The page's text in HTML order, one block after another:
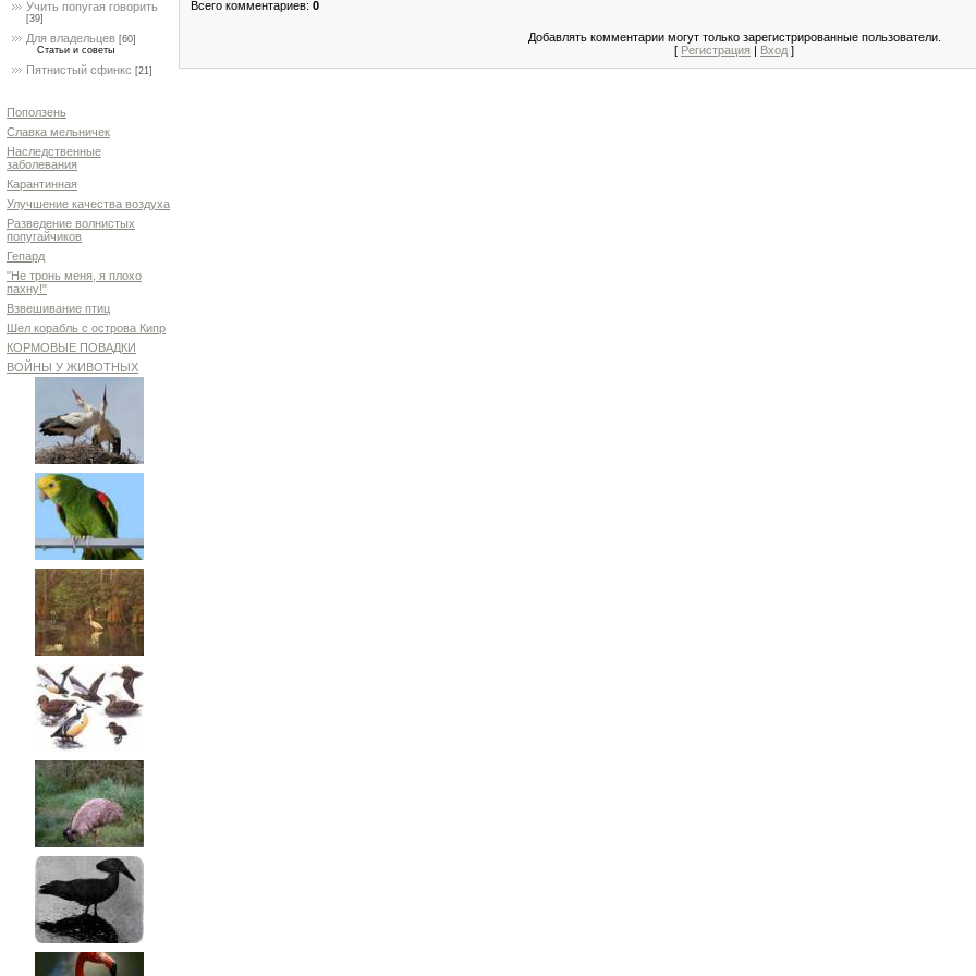
Учить попугая говорить
[39]
Для владельцев [60]
Статьи и советы
Пятнистый сфинкс [21]
Поползень
Славка мельничек
Наследственные
заболевания
Карантинная
Улучшение качества воздуха
Разведение волнистых
попугайчиков
Гепард
"Не тронь меня, я плохо
пахну!"
Взвешивание птиц
Шел корабль с острова Кипр
КОРМОВЫЕ ПОВАДКИ
ВОЙНЫ У ЖИВОТНЫХ
Всего комментариев: 0
Добавлять комментарии могут только зарегистрированные пользователи.
[ Регистрация | Вход ]